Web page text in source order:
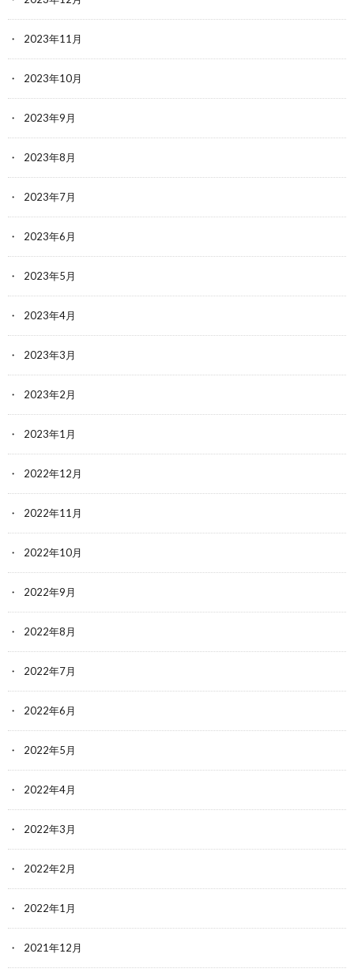
2023年11月
2023年10月
2023年9月
2023年8月
2023年7月
2023年6月
2023年5月
2023年4月
2023年3月
2023年2月
2023年1月
2022年12月
2022年11月
2022年10月
2022年9月
2022年8月
2022年7月
2022年6月
2022年5月
2022年4月
2022年3月
2022年2月
2022年1月
2021年12月